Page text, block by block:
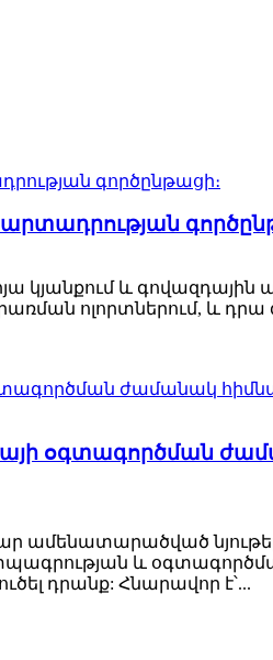
կյանքում և
ոլորտներում, և դրա
օգտագործման
ամենատարածված
և
դրանք: Հնարավոր է՝...